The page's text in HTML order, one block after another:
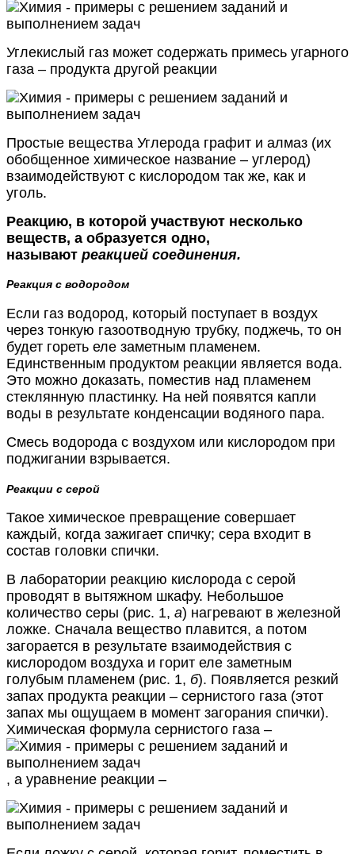
Углекислый газ может содержать примесь угарного
газа – продукта другой реакции
Простые вещества Углерода графит и алмаз (их
обобщенное химическое название – углерод)
взаимодействуют с кислородом так же, как и
уголь.
Реакцию, в которой участвуют несколько
веществ, а образуется одно,
называют реакцией соединения.
Реакция с водородом
Если газ водород, который поступает в воздух
через тонкую газоотводную трубку, поджечь, то он
будет гореть еле заметным пламенем.
Единственным продуктом реакции является вода.
Это можно доказать, поместив над пламенем
стеклянную пластинку. На ней появятся капли
воды в результате конденсации водяного пара.
Смесь водорода с воздухом или кислородом при
поджигании взрывается.
Реакции с серой
Такое химическое превращение совершает
каждый, когда зажигает спичку; сера входит в
состав головки спички.
В лаборатории реакцию кислорода с серой
проводят в вытяжном шкафу. Небольшое
количество серы (рис. 1, а) нагревают в железной
ложке. Сначала вещество плавится, а потом
загорается в результате взаимодействия с
кислородом воздуха и горит еле заметным
голубым пламенем (рис. 1, б). Появляется резкий
запах продукта реакции – сернистого газа (этот
запах мы ощущаем в момент загорания спички).
Химическая формула сернистого газа –
, а уравнение реакции –